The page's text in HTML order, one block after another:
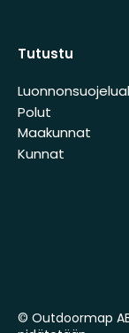
Tutustu
Polut
Maakunnat
Kunnat
© Outdoormap